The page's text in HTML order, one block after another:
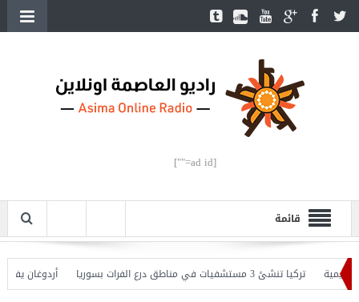
[ad id=""]
قائمة
تركيا تنشئ 3 مستشفيات في مناطق درع الفرات بسوريا
أردوغان يفتتح